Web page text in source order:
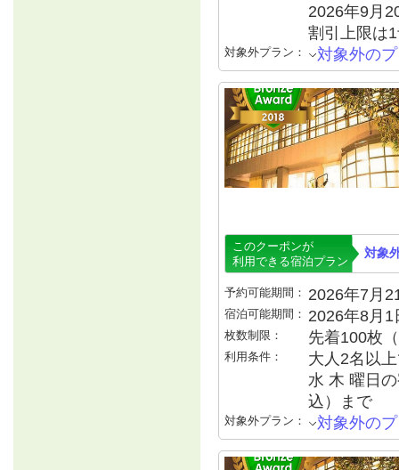
2026年9月
割引上限は
対象外プラン： 対象外の
このクーポンが
利用できる宿泊プラン
対象
予約可能期間： 2026年7月
宿泊可能期間： 2026年8月
枚数制限： 先着100枚
利用条件：
大人2名以
水 木 曜日
込）まで
対象外プラン： 対象外の